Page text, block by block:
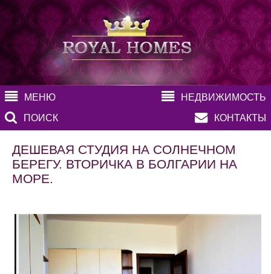
МЕНЮ
НЕДВИЖИМОСТЬ
ПОИСК
КОНТАКТЫ
ДЕШЕВАЯ СТУДИЯ НА СОЛНЕЧНОМ
БЕРЕГУ. ВТОРИЧКА В БОЛГАРИИ НА
МОРЕ.